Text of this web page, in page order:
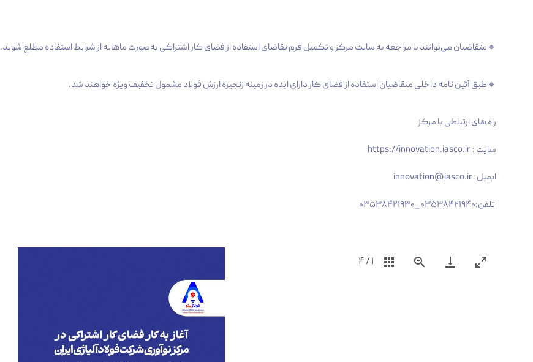
🔸متقاضیان می‌توانند با مراجعه به سایت مرکز و تکمیل فرم تقاضای استفاده از فضای کار اشتراکی به‌صورت ماهانه از شرایط استفاده مطلع شوند.
🔸طبق آئین نامه داخلی متقاضیان استفاده از فضای کار دارای ایده در زمینه زنجیره ارزش فولاد مشمول تخفیف ویژه خواهند شد.
راه های ارتباطی با مرکز
سایت : https://innovation.iasco.ir
ایمیل : innovation@iasco.ir
تلفن:۰۳۵۳۸۴۲۱۹۴۰_۰۳۵۳۸۴۲۱۹۳۰
1
/
4